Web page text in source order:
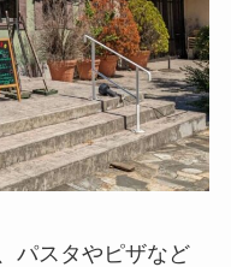
パスタやピザなど